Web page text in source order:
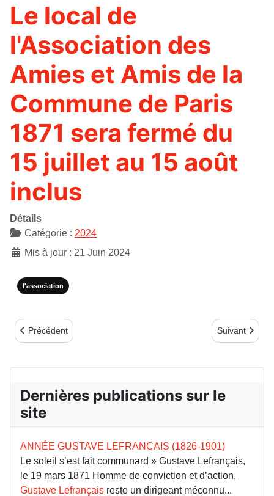
Le local de
l'Association des
Amies et Amis de la
Commune de Paris
1871 sera fermé du
15 juillet au 15 août
inclus
Détails
Catégorie : 2024
Mis à jour : 21 Juin 2024
l'association
Article précédent : Répression de la Commune de Paris 1871 -
Précédent Article
Suivant
Dernières publications sur le
site
ANNÉE GUSTAVE LEFRANCAIS (1826-1901)
Le soleil s’est fait communard » Gustave Lefrançais,
le 19 mars 1871 Homme de conviction et d’action,
Gustave Lefrançais reste un dirigeant méconnu...